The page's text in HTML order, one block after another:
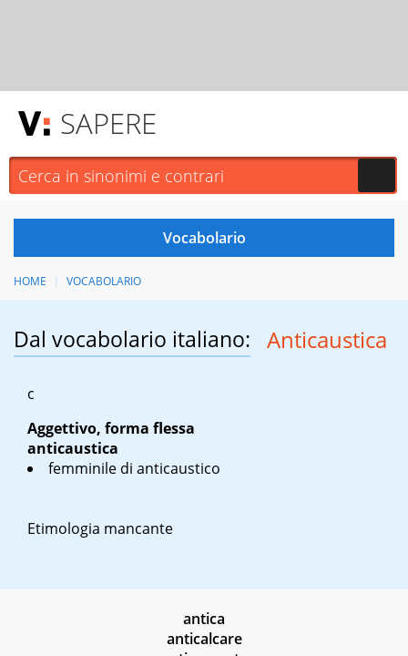
SAPERE
HOME VOCABOLARIO
Dal vocabolario italiano: Anticaustica
c
Aggettivo, forma flessa
anticaustica
femminile di anticaustico
Etimologia mancante
antica
anticalcare